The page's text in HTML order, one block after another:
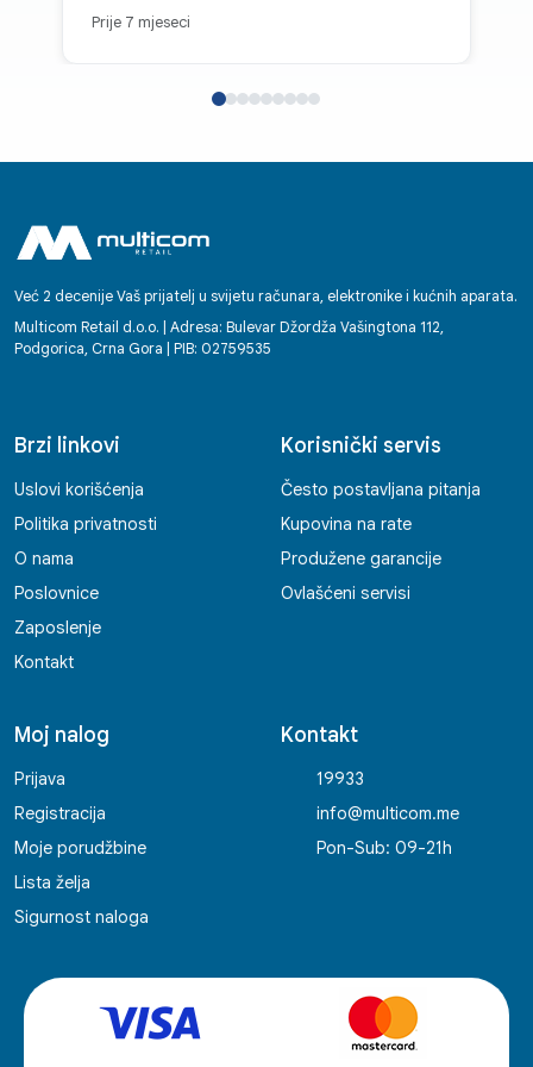
Prije 7 mjeseci
Već 2 decenije Vaš prijatelj u svijetu računara, elektronike i kućnih aparata.
Multicom Retail d.o.o. | Adresa: Bulevar Džordža Vašingtona 112,
Podgorica, Crna Gora | PIB: 02759535
Brzi linkovi
Uslovi korišćenja
Politika privatnosti
O nama
Poslovnice
Zaposlenje
Kontakt
Korisnički servis
Često postavljana pitanja
Kupovina na rate
Produžene garancije
Ovlašćeni servisi
Moj nalog
Prijava
Registracija
Moje porudžbine
Lista želja
Sigurnost naloga
Kontakt
19933
info@multicom.me
Pon-Sub: 09-21h